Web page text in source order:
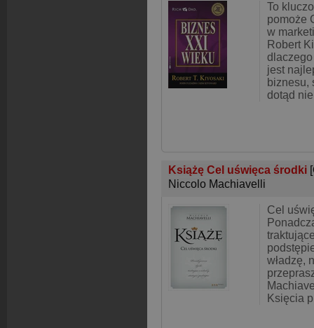
To
pomoże
w
Robert
jest
biznesu,
dotąd
Książę Cel uświęca środki
Niccolo Machiavelli
Cel
władzę,
Księcia